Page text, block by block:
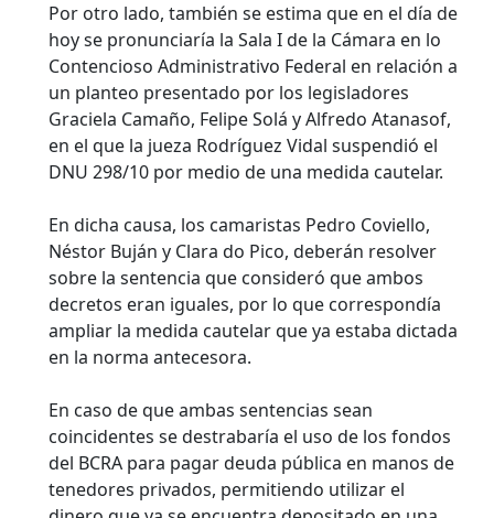
Por otro lado, también se estima que en el día de
hoy se pronunciaría la Sala I de la Cámara en lo
Contencioso Administrativo Federal en relación a
un planteo presentado por los legisladores
Graciela Camaño, Felipe Solá y Alfredo Atanasof,
en el que la jueza Rodríguez Vidal suspendió el
DNU 298/10 por medio de una medida cautelar.
En dicha causa, los camaristas Pedro Coviello,
Néstor Buján y Clara do Pico, deberán resolver
sobre la sentencia que consideró que ambos
decretos eran iguales, por lo que correspondía
ampliar la medida cautelar que ya estaba dictada
en la norma antecesora.
En caso de que ambas sentencias sean
coincidentes se destrabaría el uso de los fondos
del BCRA para pagar deuda pública en manos de
tenedores privados, permitiendo utilizar el